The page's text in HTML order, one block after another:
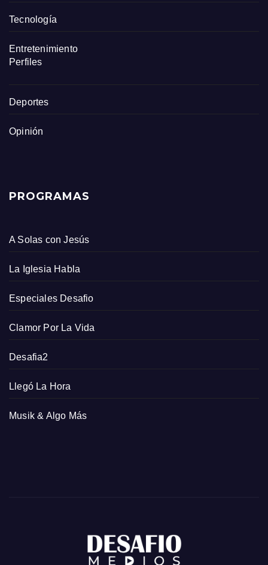
Tecnología
Entretenimiento
Perfiles
Deportes
Opinión
PROGRAMAS
A Solas con Jesús
La Iglesia Habla
Especiales Desafio
Clamor Por La Vida
Desafia2
Llegó La Hora
Musik & Algo Más